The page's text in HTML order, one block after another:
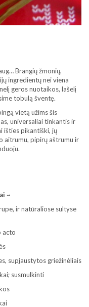
Brangių žmonių,
ingredientų nei viena
geros nuotaikos, lašelį
tobulą šventę.
vietą užims šis
universaliai tinkantis ir
išties pikantiški, jų
aitrumu, pipirų aštrumu ir
~
ir natūraliose sultyse
acto
supjaustytos griežinėliais
susmulkinti